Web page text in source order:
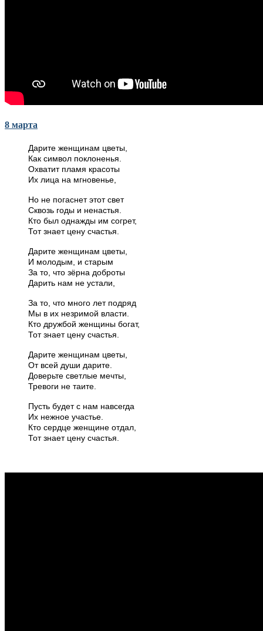
8 марта
Дарите женщинам цветы,
Как символ поклоненья.
Охватит пламя красоты
Их лица на мгновенье,
Но не погаснет этот свет
Сквозь годы и ненастья.
Кто был однажды им согрет,
Тот знает цену счастья.
Дарите женщинам цветы,
И молодым, и старым
За то, что зёрна доброты
Дарить нам не устали,
За то, что много лет подряд
Мы в их незримой власти.
Кто дружбой женщины богат,
Тот знает цену счастья.
Дарите женщинам цветы,
От всей души дарите.
Доверьте светлые мечты,
Тревоги не таите.
Пусть будет с нам навсегда
Их нежное участье.
Кто сердце женщине отдал,
Тот знает цену счастья.